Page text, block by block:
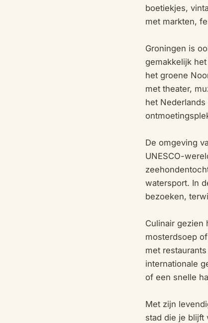
boetiekjes,
met markten,
Groningen is
gemakkelijk
het groene
met theater,
het
De omgeving
UNESCO-
watersport. In
bezoeken,
Culinair gezien
mosterdsoep
met
internationale
of een snelle
Met zijn
stad die je blijft